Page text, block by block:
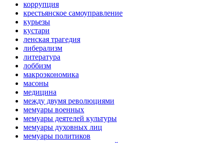
коррупция
крестьянское самоуправление
курьезы
кустари
ленская трагедия
либерализм
литература
лоббизм
макроэкономика
масоны
медицина
между двумя революциями
мемуары военных
мемуары деятелей культуры
мемуары духовных лиц
мемуары политиков